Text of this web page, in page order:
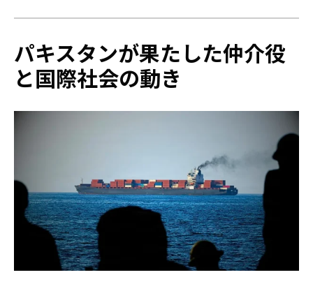
パキスタンが果たした仲介役
と国際社会の動き